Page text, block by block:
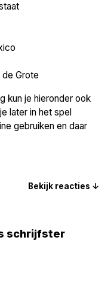
de Grote
kun je hieronder ook
later in het spel
gebruiken en daar
Bekijk reacties ↓
schrijfster